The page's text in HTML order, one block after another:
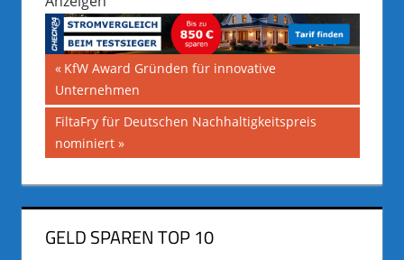
Beitragsnavigation
Vorheriger
Beitrag:
KfW Award Gründen für innovative
Unternehmen
Nächster
Beitrag:
FiltaFry für Deutschen Nachhaltigkeitspreis
nominiert
GELD SPAREN TOP 10